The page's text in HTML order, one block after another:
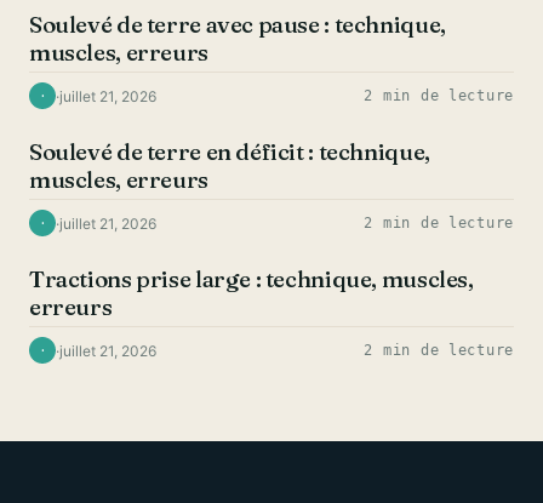
Soulevé de terre avec pause : technique,
muscles, erreurs
· ·juillet 21, 2026 2 min de lecture
Soulevé de terre en déficit : technique,
muscles, erreurs
· ·juillet 21, 2026 2 min de lecture
Tractions prise large : technique, muscles,
erreurs
· ·juillet 21, 2026 2 min de lecture